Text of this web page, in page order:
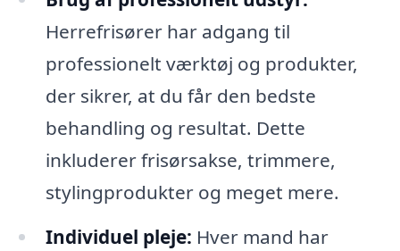
Herrefrisører har adgang til
professionelt værktøj og produkter,
der sikrer, at du får den bedste
behandling og resultat. Dette
inkluderer frisørsakse, trimmere,
stylingprodukter og meget mere.
Individuel pleje: Hver mand har